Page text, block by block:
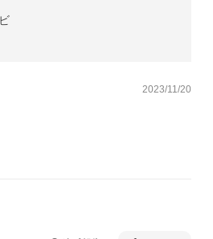
2023/11/20